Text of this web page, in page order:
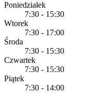
Poniedziałek
7:30 - 15:30
Wtorek
7:30 - 17:00
Środa
7:30 - 15:30
Czwartek
7:30 - 15:30
Piątek
7:30 - 14:00